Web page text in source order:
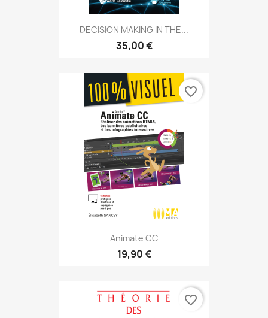
DECISION MAKING IN THE...
35,00 €
Animate CC
19,90 €
favorite_border
favorite_border